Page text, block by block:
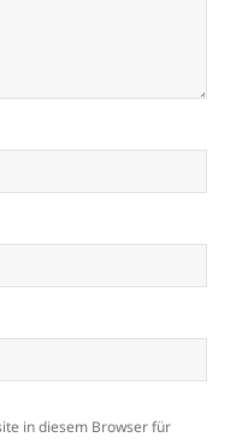
in diesem Browser für